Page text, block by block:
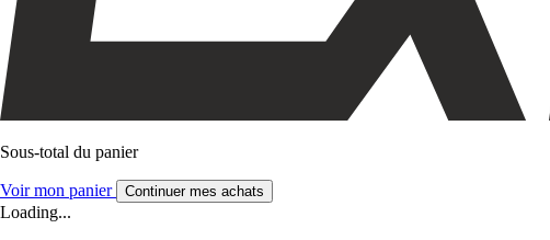
Sous-total du panier
Voir mon panier Continuer mes achats
Loading...